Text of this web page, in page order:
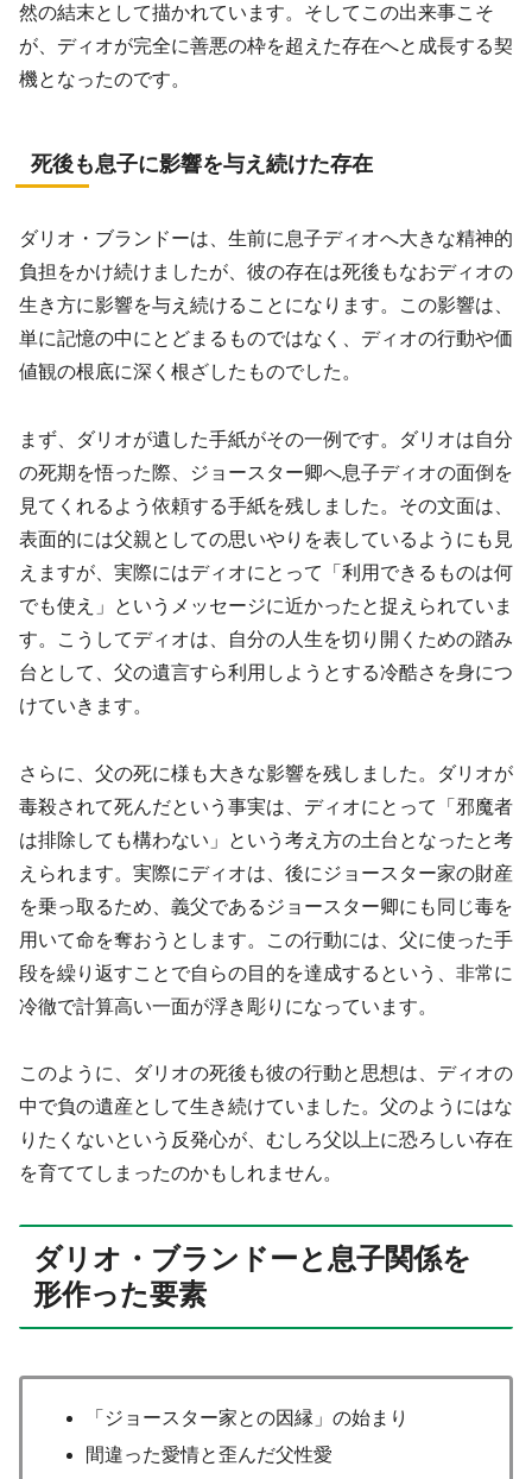
然の結末として描かれています。そしてこの出来事こそ
が、ディオが完全に善悪の枠を超えた存在へと成長する契
機となったのです。
死後も息子に影響を与え続けた存在
ダリオ・ブランドーは、生前に息子ディオへ大きな精神的
負担をかけ続けましたが、彼の存在は死後もなおディオの
生き方に影響を与え続けることになります。この影響は、
単に記憶の中にとどまるものではなく、ディオの行動や価
値観の根底に深く根ざしたものでした。
まず、ダリオが遺した手紙がその一例です。ダリオは自分
の死期を悟った際、ジョースター卿へ息子ディオの面倒を
見てくれるよう依頼する手紙を残しました。その文面は、
表面的には父親としての思いやりを表しているようにも見
えますが、実際にはディオにとって「利用できるものは何
でも使え」というメッセージに近かったと捉えられていま
す。こうしてディオは、自分の人生を切り開くための踏み
台として、父の遺言すら利用しようとする冷酷さを身につ
けていきます。
さらに、父の死に様も大きな影響を残しました。ダリオが
毒殺されて死んだという事実は、ディオにとって「邪魔者
は排除しても構わない」という考え方の土台となったと考
えられます。実際にディオは、後にジョースター家の財産
を乗っ取るため、義父であるジョースター卿にも同じ毒を
用いて命を奪おうとします。この行動には、父に使った手
段を繰り返すことで自らの目的を達成するという、非常に
冷徹で計算高い一面が浮き彫りになっています。
このように、ダリオの死後も彼の行動と思想は、ディオの
中で負の遺産として生き続けていました。父のようにはな
りたくないという反発心が、むしろ父以上に恐ろしい存在
を育ててしまったのかもしれません。
ダリオ・ブランドーと息子関係を
形作った要素
「ジョースター家との因縁」の始まり
間違った愛情と歪んだ父性愛